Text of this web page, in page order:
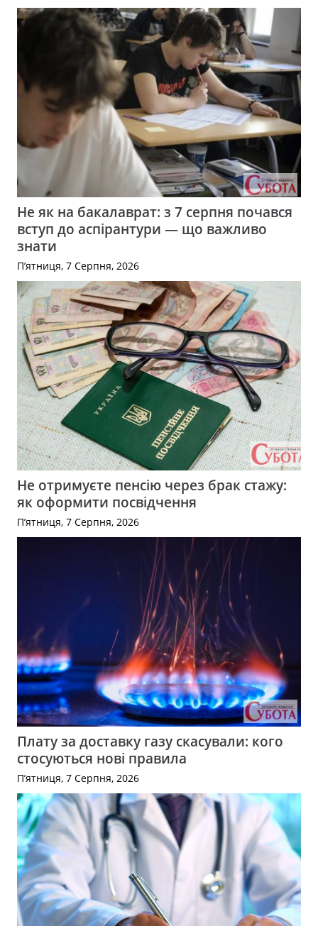
Не як на бакалаврат: з 7 серпня почався
вступ до аспірантури — що важливо
знати
П’ятниця, 7 Серпня, 2026
Не отримуєте пенсію через брак стажу:
як оформити посвідчення
П’ятниця, 7 Серпня, 2026
Плату за доставку газу скасували: кого
стосуються нові правила
П’ятниця, 7 Серпня, 2026